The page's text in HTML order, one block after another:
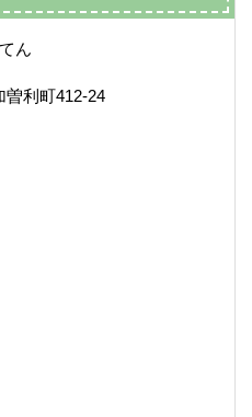
ん
利町412-24